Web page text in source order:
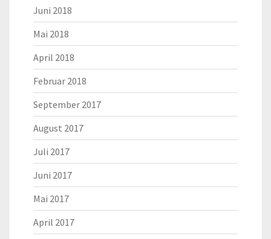
Juni 2018
Mai 2018
April 2018
Februar 2018
September 2017
August 2017
Juli 2017
Juni 2017
Mai 2017
April 2017